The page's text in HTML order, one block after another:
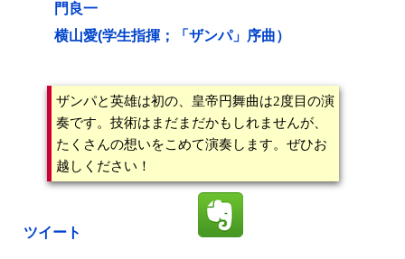
門良一
横山愛(学生指揮；「ザンパ」序曲）
ザンパと英雄は初の、皇帝円舞曲は2度目の演
奏です。技術はまだまだかもしれませんが、
たくさんの想いをこめて演奏します。ぜひお
越しください！
ツイート